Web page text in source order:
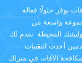
نوفر حلولًا فعالة
واسعة من
المحيطة. نقدم لك
أحدث التقنيات
مكافحة الآفات في منزلك